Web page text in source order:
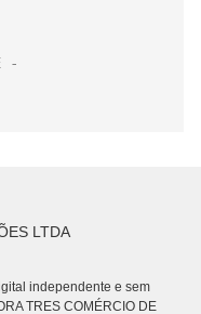
LTDA
independente e sem
TRES COMÉRCIO DE